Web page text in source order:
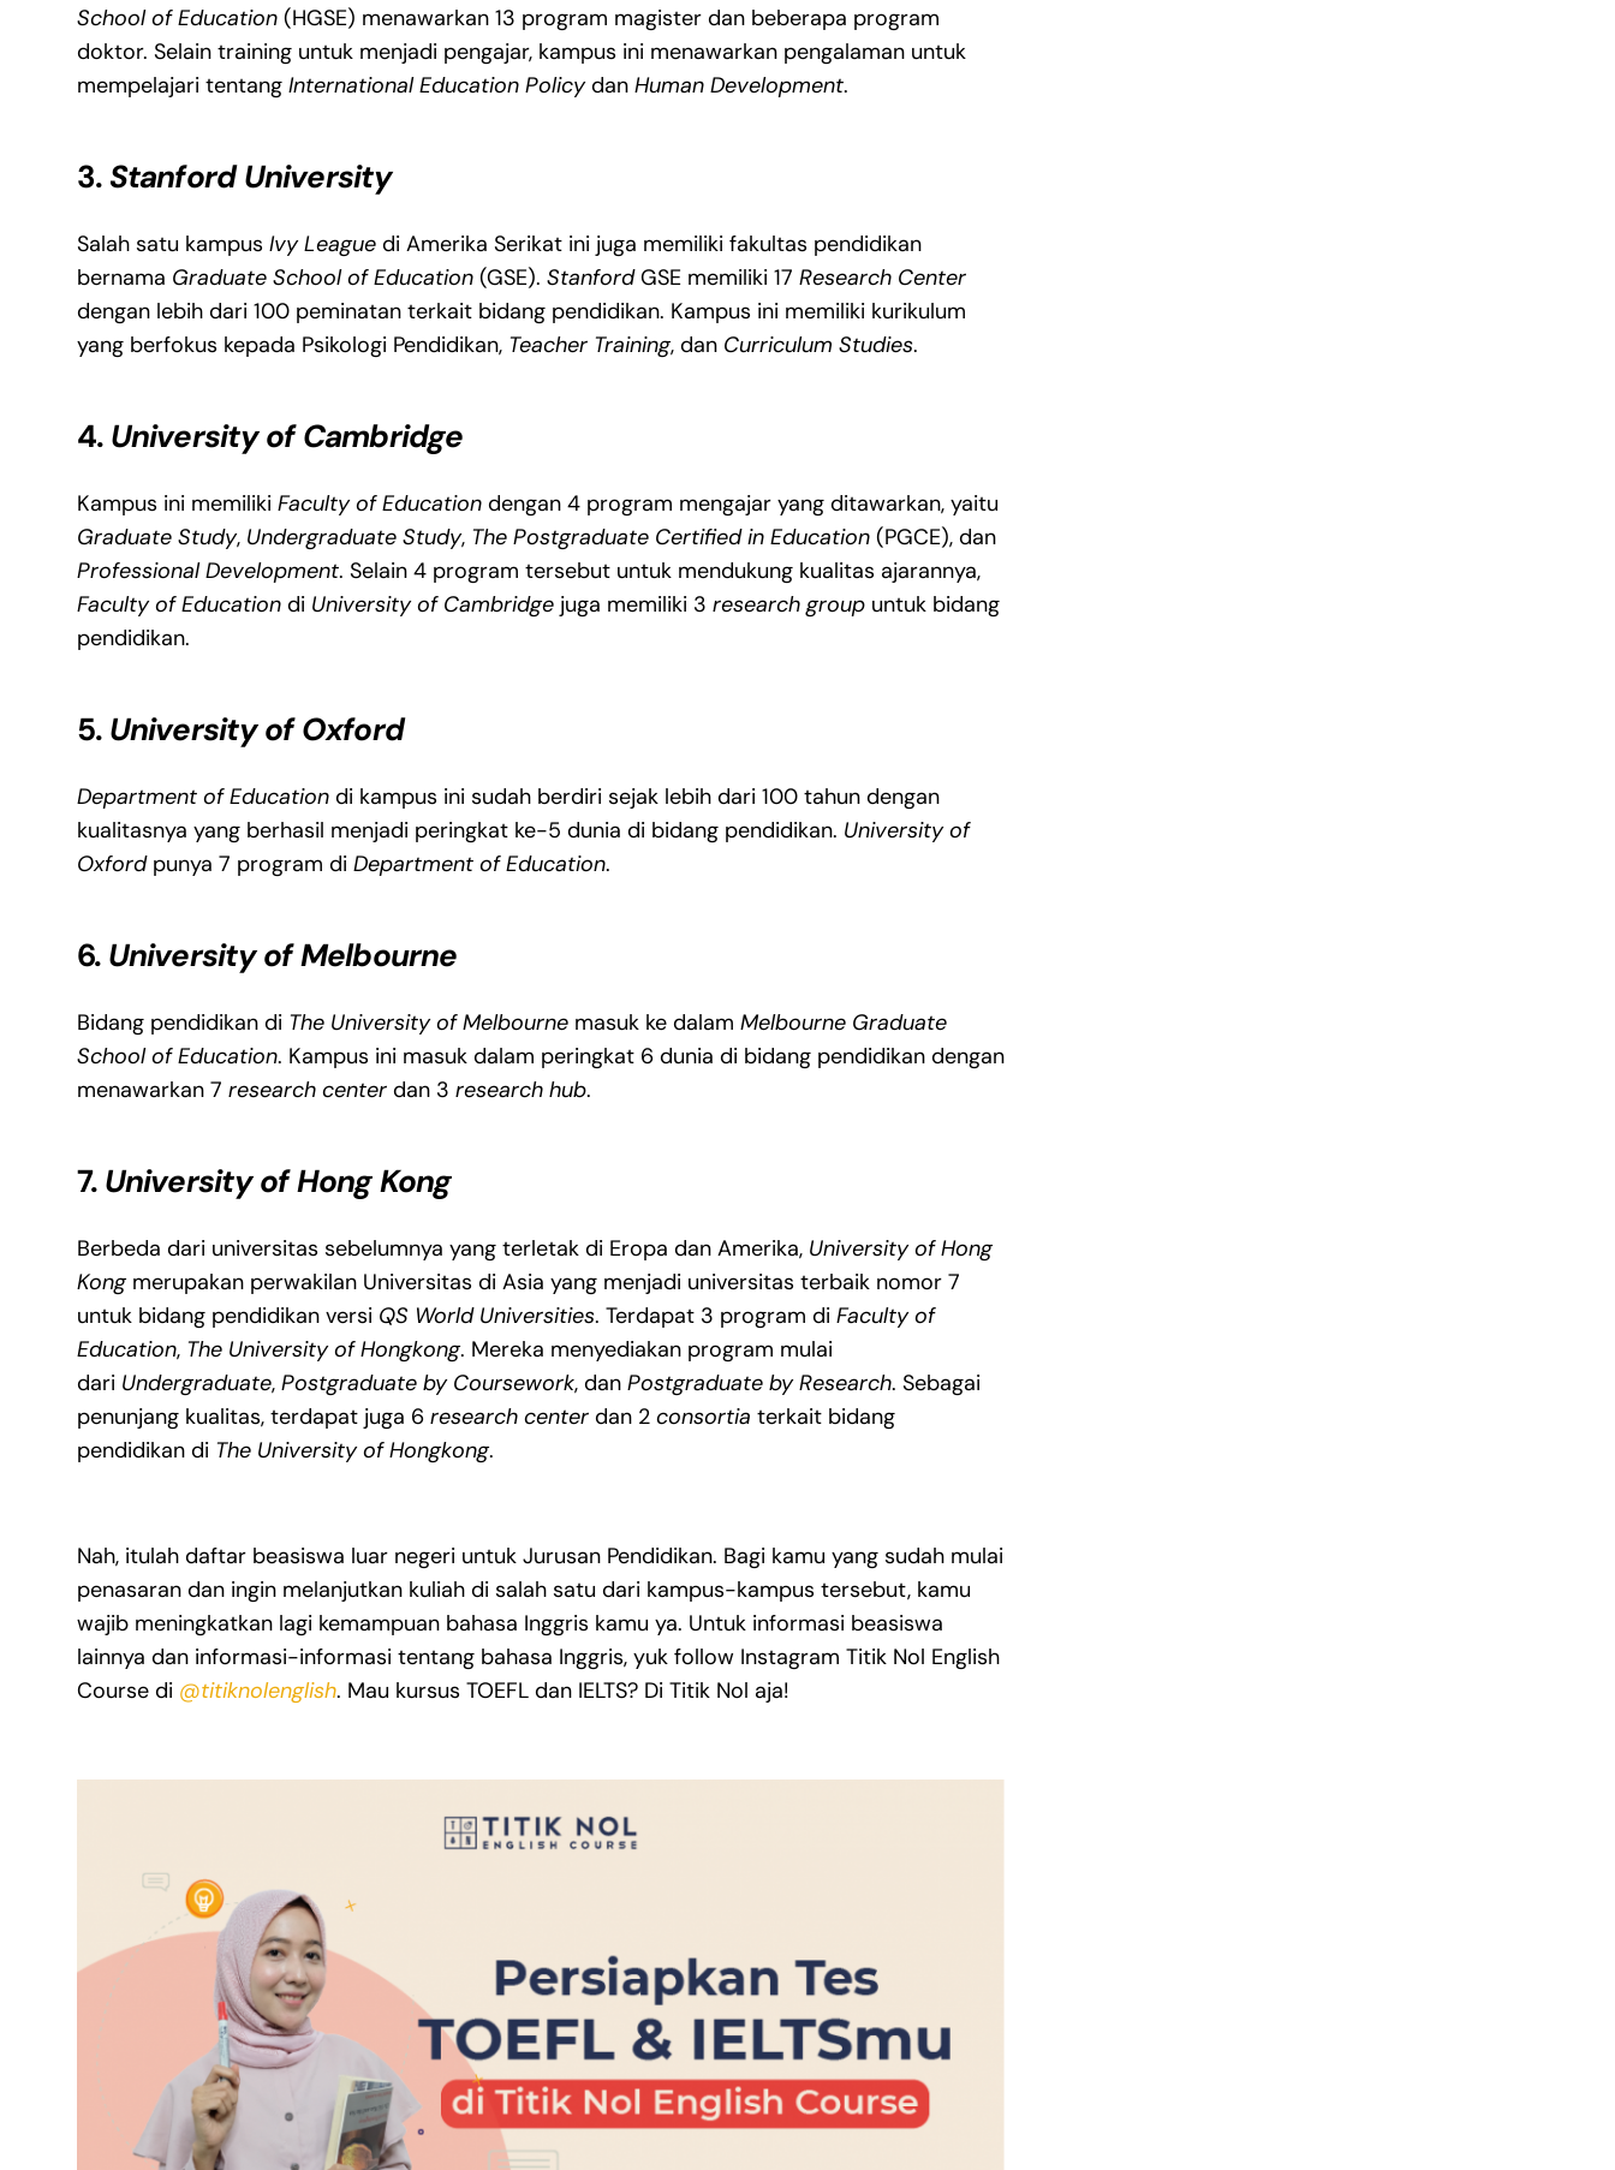
School of Education(HGSE) menawarkan 13 program magister dan beberapa program
doktor. Selain training untuk menjadi pengajar, kampus ini menawarkan pengalaman untuk
mempelajari tentang International Education Policydan Human Development.
3. Stanford University
Salah satu kampus Ivy Leaguedi Amerika Serikat ini juga memiliki fakultas pendidikan
bernama Graduate School of Education (GSE). StanfordGSE memiliki 17 Research Center
dengan lebih dari 100 peminatan terkait bidang pendidikan. Kampus ini memiliki kurikulum
yang berfokus kepada Psikologi Pendidikan, Teacher Training, dan Curriculum Studies.
4. University of Cambridge
Kampus ini memiliki Faculty of Educationdengan 4 program mengajar yang ditawarkan, yaitu
Graduate Study, Undergraduate Study, The Postgraduate Certified in Education (PGCE), dan
Professional Development. Selain 4 program tersebut untuk mendukung kualitas ajarannya,
Faculty of Educationdi University of Cambridgejuga memiliki 3 research groupuntuk bidang
pendidikan.
5. University of Oxford
Department of Educationdi kampus ini sudah berdiri sejak lebih dari 100 tahun dengan
kualitasnya yang berhasil menjadi peringkat ke-5 dunia di bidang pendidikan. University of
Oxfordpunya 7 program di Department of Education.
6. University of Melbourne
Bidang pendidikan di The University of Melbournemasuk ke dalam Melbourne Graduate
School of Education. Kampus ini masuk dalam peringkat 6 dunia di bidang pendidikan dengan
menawarkan 7 research centerdan 3 research hub.
7. University of Hong Kong
Berbeda dari universitas sebelumnya yang terletak di Eropa dan Amerika, University of Hong
Kongmerupakan perwakilan Universitas di Asia yang menjadi universitas terbaik nomor 7
untuk bidang pendidikan versi QS World Universities. Terdapat 3 program di Faculty of
Education, The University of Hongkong. Mereka menyediakan program mulai
dari Undergraduate, Postgraduate by Coursework, dan Postgraduate by Research. Sebagai
penunjang kualitas, terdapat juga 6 research centerdan 2 consortia terkait bidang
pendidikan di The University of Hongkong.
Nah, itulah daftar beasiswa luar negeri untuk Jurusan Pendidikan. Bagi kamu yang sudah mulai
penasaran dan ingin melanjutkan kuliah di salah satu dari kampus-kampus tersebut, kamu
wajib meningkatkan lagi kemampuan bahasa Inggris kamu ya. Untuk informasi beasiswa
lainnya dan informasi-informasi tentang bahasa Inggris, yuk follow Instagram Titik Nol English
Course di @titiknolenglish. Mau kursus TOEFL dan IELTS? Di Titik Nol aja!